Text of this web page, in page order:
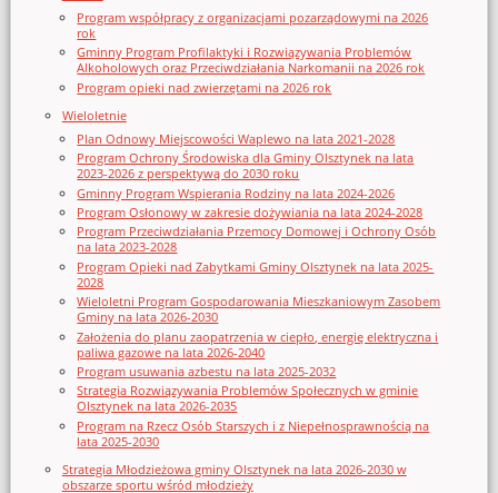
Program współpracy z organizacjami pozarządowymi na 2026
rok
Gminny Program Profilaktyki i Rozwiązywania Problemów
Alkoholowych oraz Przeciwdziałania Narkomanii na 2026 rok
Program opieki nad zwierzętami na 2026 rok
Wieloletnie
Plan Odnowy Miejscowości Waplewo na lata 2021-2028
Program Ochrony Środowiska dla Gminy Olsztynek na lata
2023-2026 z perspektywą do 2030 roku
Gminny Program Wspierania Rodziny na lata 2024-2026
Program Osłonowy w zakresie dożywiania na lata 2024-2028
Program Przeciwdziałania Przemocy Domowej i Ochrony Osób
na lata 2023-2028
Program Opieki nad Zabytkami Gminy Olsztynek na lata 2025-
2028
Wieloletni Program Gospodarowania Mieszkaniowym Zasobem
Gminy na lata 2026-2030
Założenia do planu zaopatrzenia w ciepło, energię elektryczna i
paliwa gazowe na lata 2026-2040
Program usuwania azbestu na lata 2025-2032
Strategia Rozwiązywania Problemów Społecznych w gminie
Olsztynek na lata 2026-2035
Program na Rzecz Osób Starszych i z Niepełnosprawnością na
lata 2025-2030
Strategia Młodzieżowa gminy Olsztynek na lata 2026-2030 w
obszarze sportu wśród młodzieży